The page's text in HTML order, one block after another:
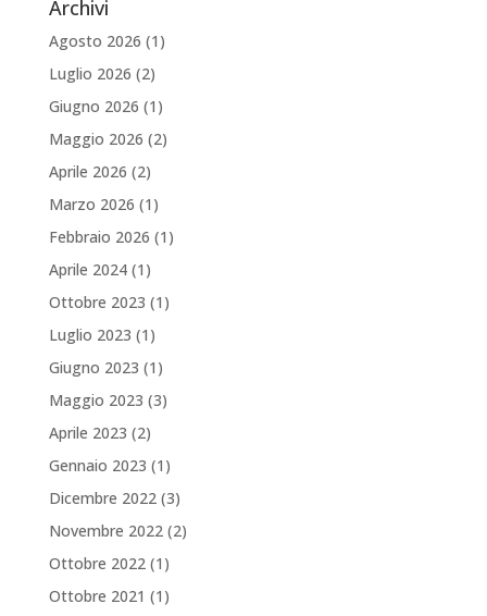
Archivi
Agosto 2026 (1)
Luglio 2026 (2)
Giugno 2026 (1)
Maggio 2026 (2)
Aprile 2026 (2)
Marzo 2026 (1)
Febbraio 2026 (1)
Aprile 2024(1)
Ottobre 2023 (1)
Luglio 2023 (1)
Giugno 2023 (1)
Maggio 2023 (3)
Aprile 2023 (2)
Gennaio 2023 (1)
Dicembre 2022(3)
Novembre 2022(2)
Ottobre 2022(1)
Ottobre 2021 (1)